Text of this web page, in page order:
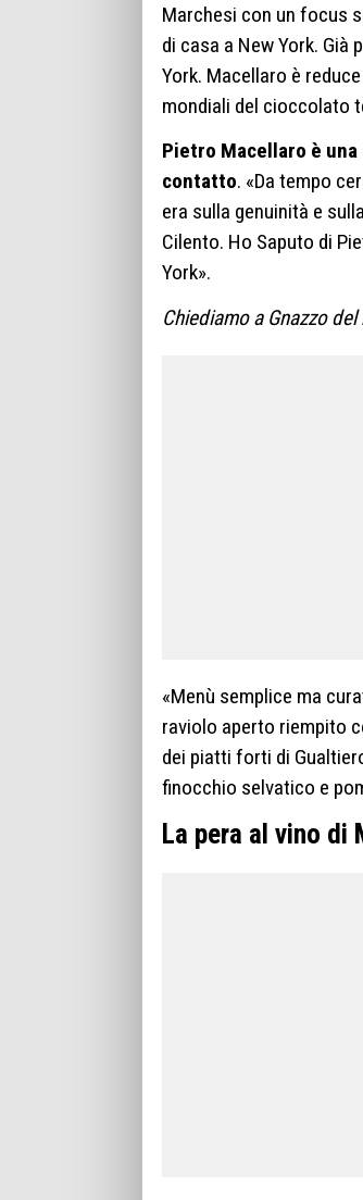
Marchesi con un focus
di casa a New York.
York. Macellaro è
mondiali del cioccolato
Pietro Macellaro è
contatto. «Da tempo
era sulla genuinità e
Cilento. Ho Saputo di
York».
Chiediamo a Gnazzo
«Menù semplice ma
raviolo aperto riempito
dei piatti forti di
finocchio selvatico e
La pera al vino di